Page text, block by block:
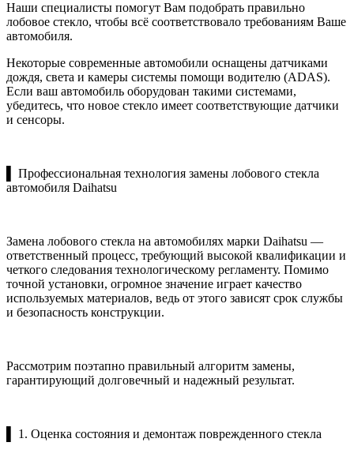
Наши специалисты помогут Вам подобрать правильно
лобовое стекло, чтобы всё соответствовало требованиям Ваше
автомобиля.
Некоторые современные автомобили оснащены датчиками
дождя, света и камеры системы помощи водителю (ADAS).
Если ваш автомобиль оборудован такими системами,
убедитесь, что новое стекло имеет соответствующие датчики
и сенсоры.
▌ Профессиональная технология замены лобового стекла
автомобиля Daihatsu
Замена лобового стекла на автомобилях марки Daihatsu —
ответственный процесс, требующий высокой квалификации и
четкого следования технологическому регламенту. Помимо
точной установки, огромное значение играет качество
используемых материалов, ведь от этого зависят срок службы
и безопасность конструкции.
Рассмотрим поэтапно правильный алгоритм замены,
гарантирующий долговечный и надежный результат.
▌ 1. Оценка состояния и демонтаж поврежденного стекла